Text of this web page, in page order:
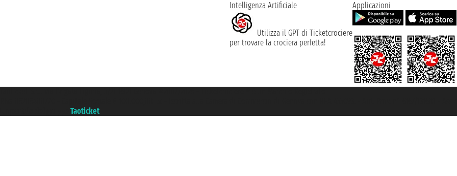
Intelligenza Artificiale
Utilizza il GPT di Ticketcrociere
per trovare la crociera perfetta!
Applicazioni
Taoticket